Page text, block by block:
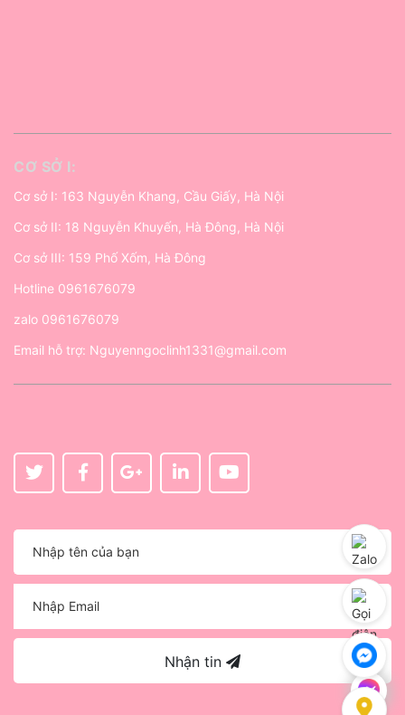
CƠ SỞ I:
Cơ sở I: 163 Nguyễn Khang, Cầu Giấy, Hà Nội
Cơ sở II: 18 Nguyễn Khuyến, Hà Đông, Hà Nội
Cơ sở III: 159 Phố Xốm, Hà Đông
Hotline 0961676079
zalo 0961676079
Email hỗ trợ: Nguyenngoclinh1331@gmail.com
Nhận tin